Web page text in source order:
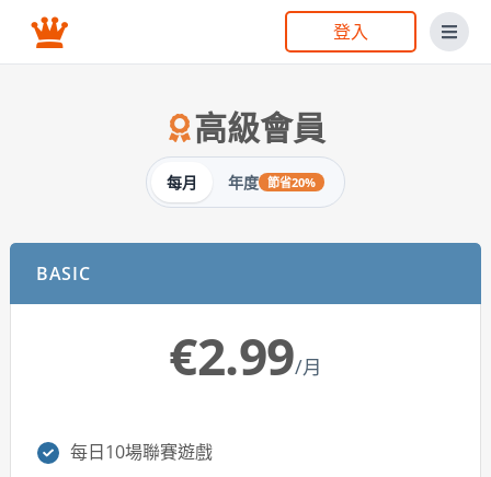
登入
高級會員
每月 年度 節省20%
BASIC
€2.99/月
每日10場聯賽遊戲